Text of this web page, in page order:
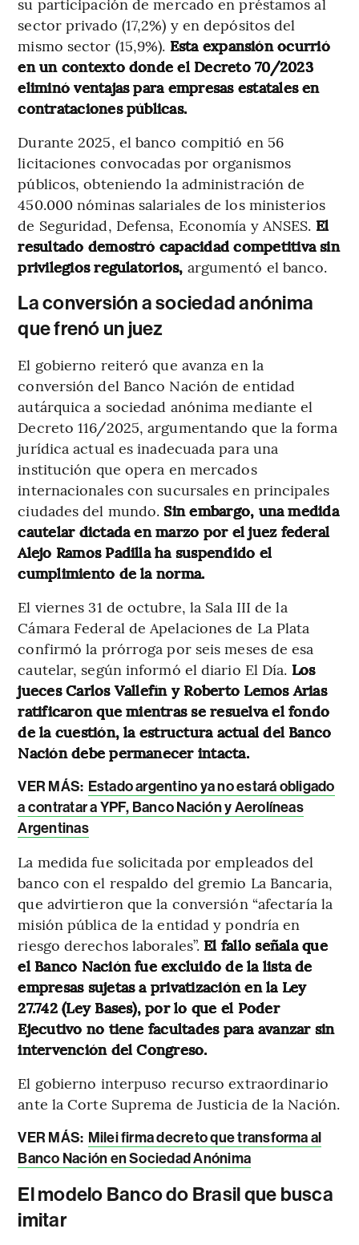
sector privado (17,2%) y en depósitos del
mismo sector (15,9%). Esta expansión ocurrió
en un contexto donde el Decreto 70/2023
eliminó ventajas para empresas estatales en
contrataciones públicas.
Durante 2025, el banco compitió en 56
licitaciones convocadas por organismos
públicos, obteniendo la administración de
450.000 nóminas salariales de los ministerios
de Seguridad, Defensa, Economía y ANSES. El
resultado demostró capacidad competitiva sin
privilegios regulatorios, argumentó el banco.
La conversión a sociedad anónima
que frenó un juez
El gobierno reiteró que avanza en la
conversión del Banco Nación de entidad
autárquica a sociedad anónima mediante el
Decreto 116/2025, argumentando que la forma
jurídica actual es inadecuada para una
institución que opera en mercados
internacionales con sucursales en principales
ciudades del mundo. Sin embargo, una medida
cautelar dictada en marzo por el juez federal
Alejo Ramos Padilla ha suspendido el
cumplimiento de la norma.
El viernes 31 de octubre, la Sala III de la
Cámara Federal de Apelaciones de La Plata
confirmó la prórroga por seis meses de esa
cautelar, según informó el diario El Día. Los
jueces Carlos Vallefín y Roberto Lemos Arias
ratificaron que mientras se resuelva el fondo
de la cuestión, la estructura actual del Banco
Nación debe permanecer intacta.
VER MÁS: Estado argentino ya no estará obligado
a contratar a YPF, Banco Nación y Aerolíneas
Argentinas
La medida fue solicitada por empleados del
banco con el respaldo del gremio La Bancaria,
que advirtieron que la conversión “afectaría la
misión pública de la entidad y pondría en
riesgo derechos laborales”. El fallo señala que
el Banco Nación fue excluido de la lista de
empresas sujetas a privatización en la Ley
27.742 (Ley Bases), por lo que el Poder
Ejecutivo no tiene facultades para avanzar sin
intervención del Congreso.
El gobierno interpuso recurso extraordinario
ante la Corte Suprema de Justicia de la Nación.
VER MÁS: Milei firma decreto que transforma al
Banco Nación en Sociedad Anónima
El modelo Banco do Brasil que busca
imitar